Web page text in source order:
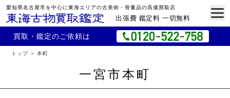
愛知県名古屋市を中心に東海エリアの古美術・骨董品の高価買取店
出張費 鑑定料 一切無料
買取・鑑定のご依頼は
トップ 本町
一宮市本町